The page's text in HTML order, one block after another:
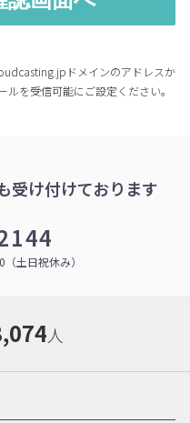
ドメインのアドレスか
を受信可能にご設定ください。
受け付けております
土日祝休み）
人